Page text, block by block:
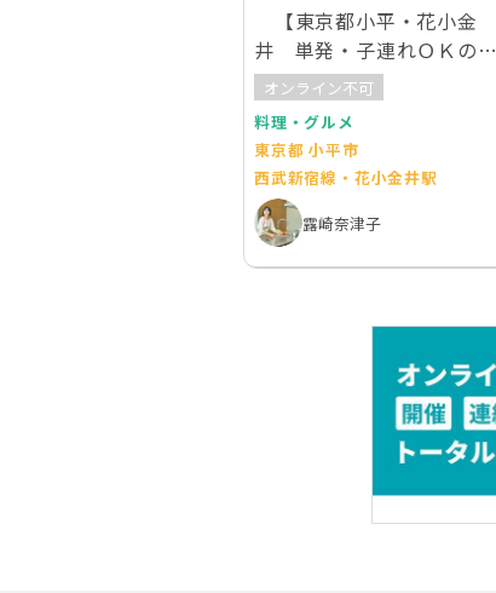
【東京都小平・花小金
井 単発・子連れＯＫの家
庭料理教室】なつやすみ
オンライン不可
料理・グルメ
東京都 小平市
西武新宿線・花小金井駅
露崎奈津子